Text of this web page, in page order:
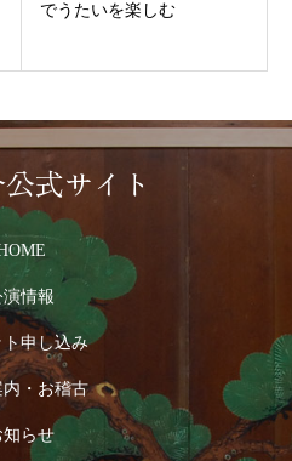
でうたいを楽しむ
式サイト
演情報
申し込み
・お稽古
知らせ